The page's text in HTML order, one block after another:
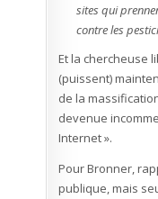
sites qui
contre les
Et la chercheuse
(puissent)
de la
devenue
Internet ».
Pour Bronner,
publique, mais